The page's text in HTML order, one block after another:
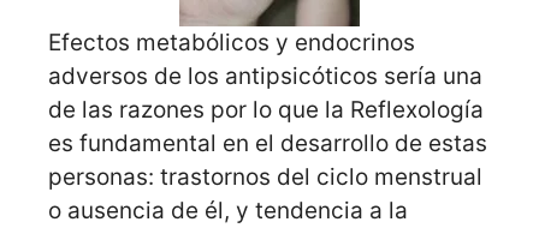
Efectos metabólicos y endocrinos
adversos de los antipsicóticos sería una
de las razones por lo que la Reflexología
es fundamental en el desarrollo de estas
personas: trastornos del ciclo menstrual
o ausencia de él, y tendencia a la